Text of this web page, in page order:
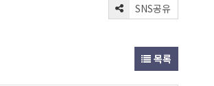
SNS공유
목록